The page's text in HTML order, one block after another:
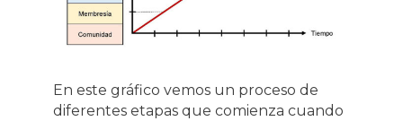
En este gráfico vemos un proceso de
diferentes etapas que comienza cuando